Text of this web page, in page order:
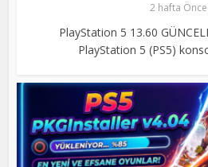
2 hafta Önce
PlayStation 5 13.60
PlayStation 5 (PS5)